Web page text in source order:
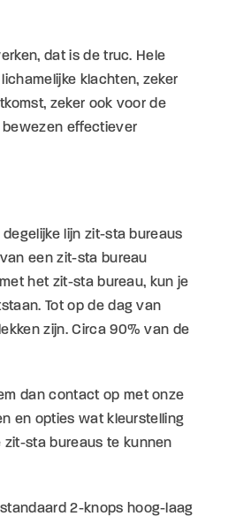
dat is de truc. Hele
klachten, zeker
zeker ook voor de
bewezen effectiever
lijn zit-sta bureaus
een zit-sta bureau
het zit-sta bureau, kun je
Tot op de dag van
zijn. Circa 90% van de
dan contact op met onze
en opties wat kleurstelling
sta bureaus te kunnen
2-knops hoog-laag